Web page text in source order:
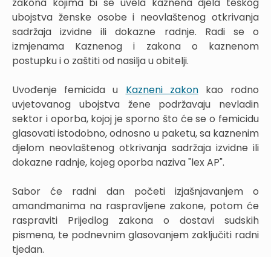
ubojstva ženske osobe i neovlaštenog otkrivanja
sadržaja izvidne ili dokazne radnje. Radi se o
izmjenama Kaznenog i zakona o kaznenom
postupku i o zaštiti od nasilja u obitelji.
Uvođenje femicida u Kazneni zakonkao rodno
uvjetovanog ubojstva žene podržavaju nevladin
sektor i oporba, kojoj je sporno što će se o femicidu
glasovati istodobno, odnosno u paketu, sa kaznenim
djelom neovlaštenog otkrivanja sadržaja izvidne ili
dokazne radnje, kojeg oporba naziva "lex AP".
Sabor će radni dan početi izjašnjavanjem o
amandmanima na raspravljene zakone, potom će
raspraviti Prijedlog zakona o dostavi sudskih
pismena, te podnevnim glasovanjem zaključiti radni
tjedan.